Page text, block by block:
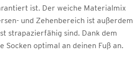
ist. Der weiche Materialmix
und Zehenbereich ist außerdem
strapazierfähig sind. Dank dem
Socken optimal an deinen Fuß an.